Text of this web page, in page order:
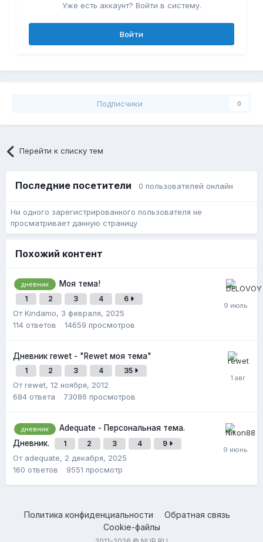
Уже есть аккаунт? Войти в систему.
Войти
Подписчики 0
Перейти к списку тем
Последние посетители 0 пользователей онлайн
Ни одного зарегистрированного пользователя не
просматривает данную страницу
Похожий контент
дневник Моя тема!
1 2 3 4 6
От Kindamo, 3 февраля, 2025
114 ответов 14659 просмотров
Дневник rewet - "Rewet моя тема"
1 2 3 4 35
От rewet, 12 ноября, 2012
684 ответа 73086 просмотров
дневник
Adequate - Персональная тема.
Дневник.
1 2 3 4 9
От adequate, 2 декабря, 2025
160 ответов 9551 просмотр
Политика конфиденциальности
Обратная связь
Cookie-файлы